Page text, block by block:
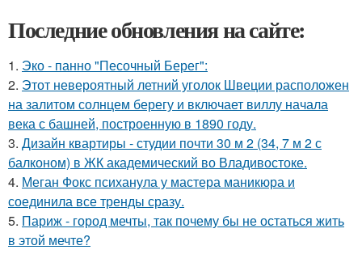
Последние обновления на сайте:
1. Эко - панно "Песочный Берег":
2. Этот невероятный летний уголок Швеции расположен
на залитом солнцем берегу и включает виллу начала
века с башней, построенную в 1890 году.
3. Дизайн квартиры - студии почти 30 м 2 (34, 7 м 2 с
балконом) в ЖК академический во Владивостоке.
4. Меган Фокс психанула у мастера маникюра и
соединила все тренды сразу.
5. Париж - город мечты, так почему бы не остаться жить
в этой мечте?